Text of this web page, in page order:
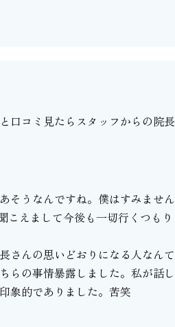
口コミ見たらスタッフからの院長
そうなんですね。僕はすみません
えまして今後も一切行くつもり
さんの思いどおりになる人なんて
らの事情暴露しました。私が話し
象的でありました。苦笑